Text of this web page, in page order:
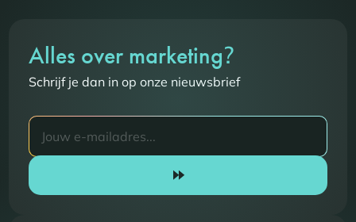
Alles over marketing?
Schrijf je dan in op onze nieuwsbrief